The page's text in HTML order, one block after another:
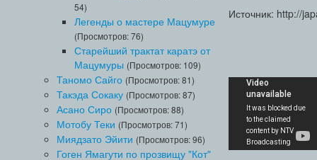
54)
Легенды о мастере Мацумуре
(Просмотров: 76)
Старейший трактат каратэ от
Мацумуры (Просмотров: 109)
Таномо Сайго (Просмотров: 81)
Такэда Сокаку (Просмотров: 87)
Асано Сиро (Просмотров: 88)
Мотобу Теки (Просмотров: 71)
Миядзато Эйити (Просмотров: 96)
Гоген Ямагути по прозвищу "Кот"
Источник: http://